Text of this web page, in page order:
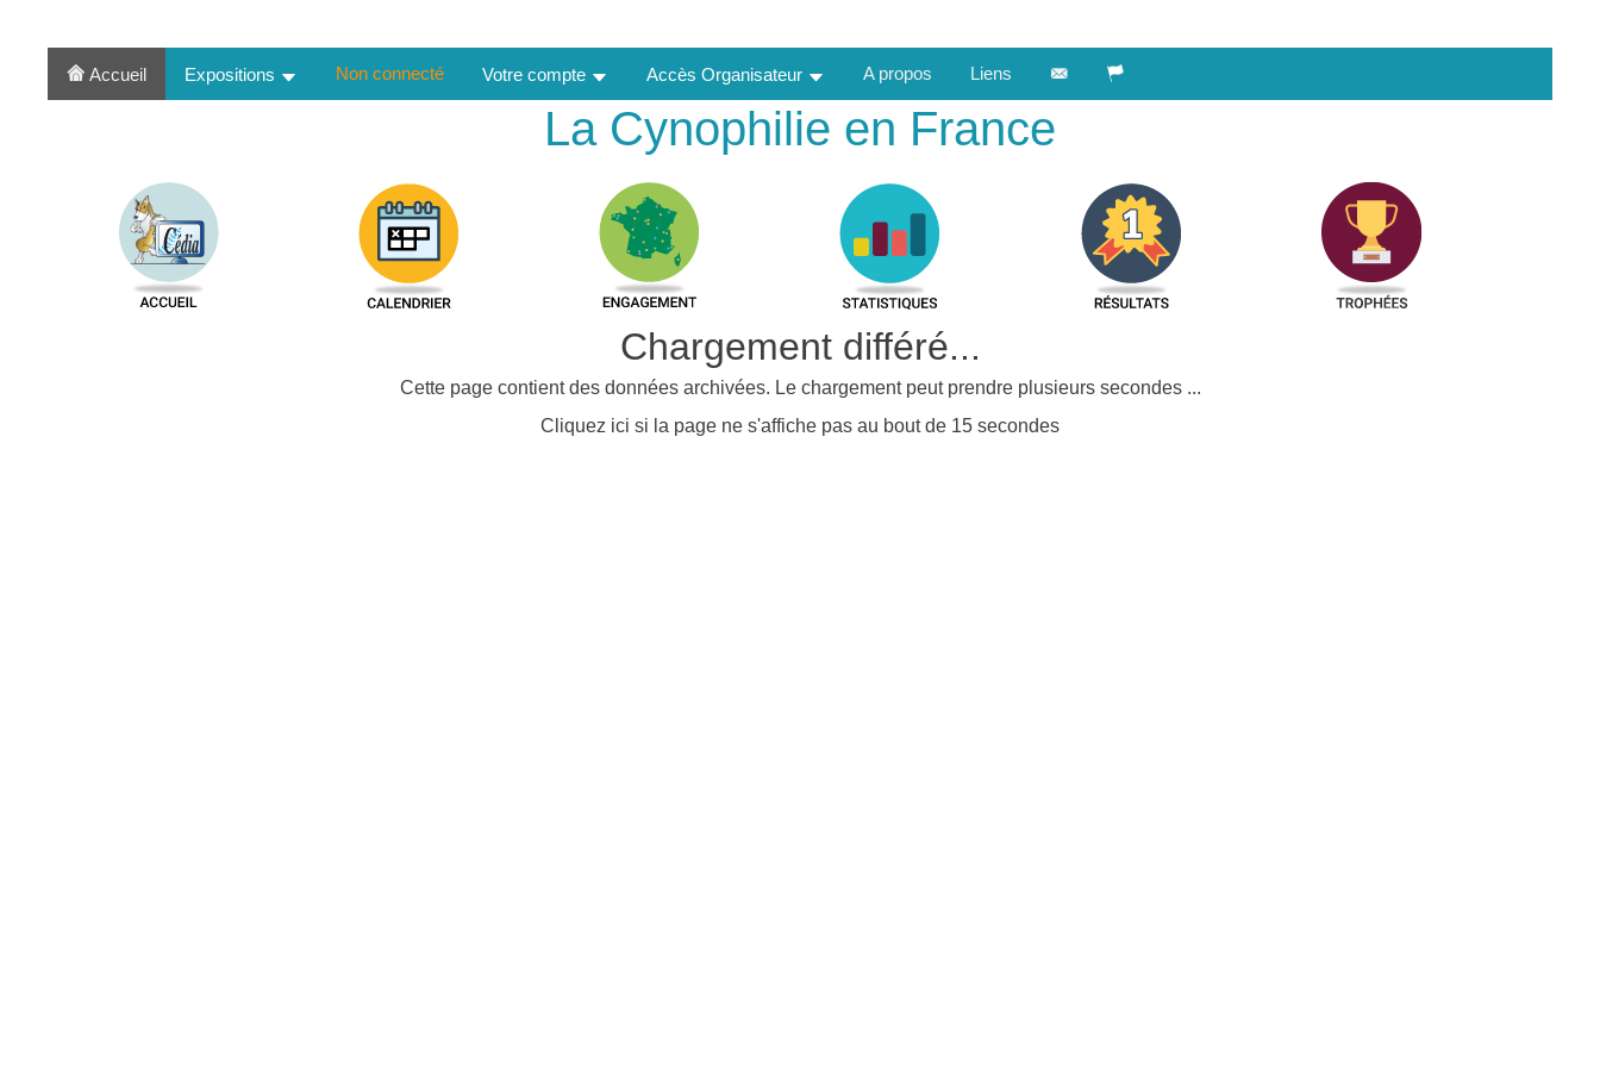
Accueil Expositions Non connecté Votre compte Accès Organisateur A propos Liens
La Cynophilie en France
Chargement différé...
Cette page contient des données archivées. Le chargement peut prendre plusieurs secondes ...
Cliquez ici si la page ne s'affiche pas au bout de 15 secondes